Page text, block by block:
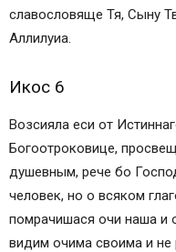
славословяще Тя, Сыну
Аллилуиа.
Икос 6
Возсияла еси от
Богоотроковице,
душевным, рече бо
человек, но о всяком
помрачишася очи наша и
видим очима своима и